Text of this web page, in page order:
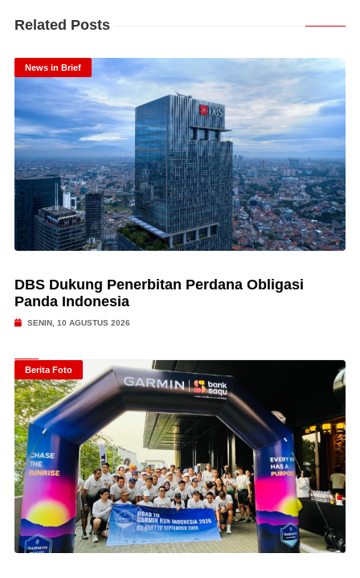
Related Posts
News in Brief
DBS Dukung Penerbitan Perdana Obligasi
Panda Indonesia
SENIN, 10 AGUSTUS 2026
Berita Foto